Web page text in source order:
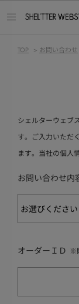
TOP > お問い合わせ
シェルターウェブ
す。ご入力いただ
ます。当社の個人
お問い合わせ内
オーダーＩＤ ※